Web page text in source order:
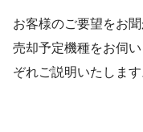
お客様のご要望をお
売却予定機種をお伺
ぞれご説明いたします